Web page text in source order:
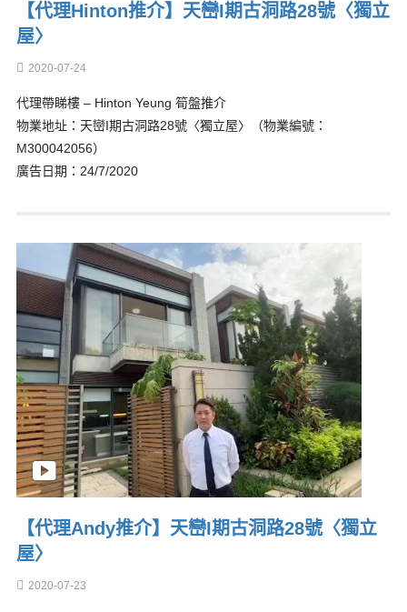
【代理Hinton推介】天巒I期古洞路28號〈獨立
屋〉
2020-07-24
代理帶睇樓 – Hinton Yeung 筍盤推介
物業地址：天巒I期古洞路28號〈獨立屋〉（物業編號：
M300042056）
廣告日期：24/7/2020
【代理Andy推介】天巒I期古洞路28號〈獨立
屋〉
2020-07-23